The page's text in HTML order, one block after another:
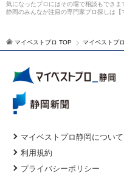
気になったプロにはその場で相談もできま
静岡のみんなが注目の専門家プロ探しは【
マイベストプロ TOP マイベストプ
マイベストプロ静岡について
利用規約
プライバシーポリシー